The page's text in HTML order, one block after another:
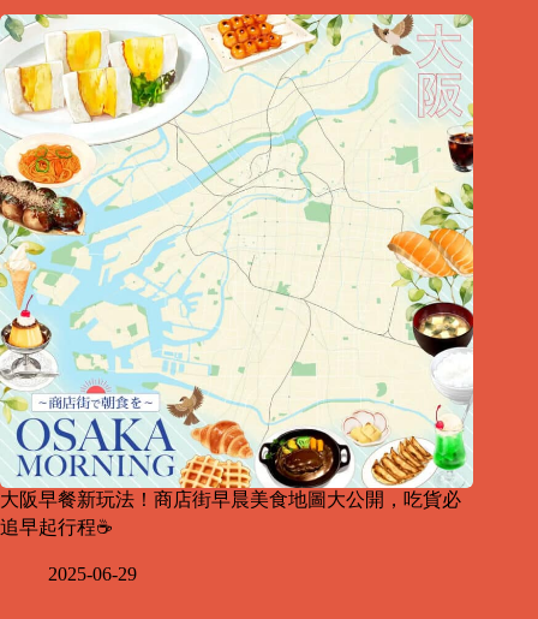
大阪早餐新玩法！商店街早晨美食地圖大公開，吃貨必
追早起行程☕
2025-06-29